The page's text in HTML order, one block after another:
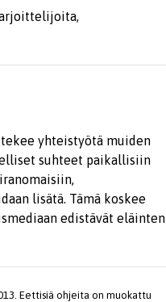
yhteistyötä muiden
suhteet paikallisiin
lisätä. Tämä koskee
edistävät eläinten
Eettisiä ohjeita on muokattu